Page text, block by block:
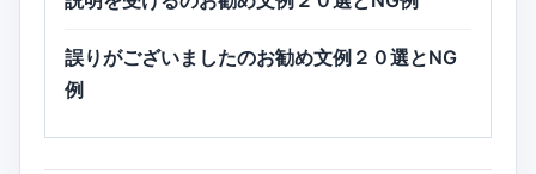
誤りがございましたのお勧め文例２０選とNG
例